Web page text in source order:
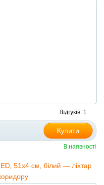
Відгуків: 1
Купити
В наявності
51х4 см, білий — ліхтар